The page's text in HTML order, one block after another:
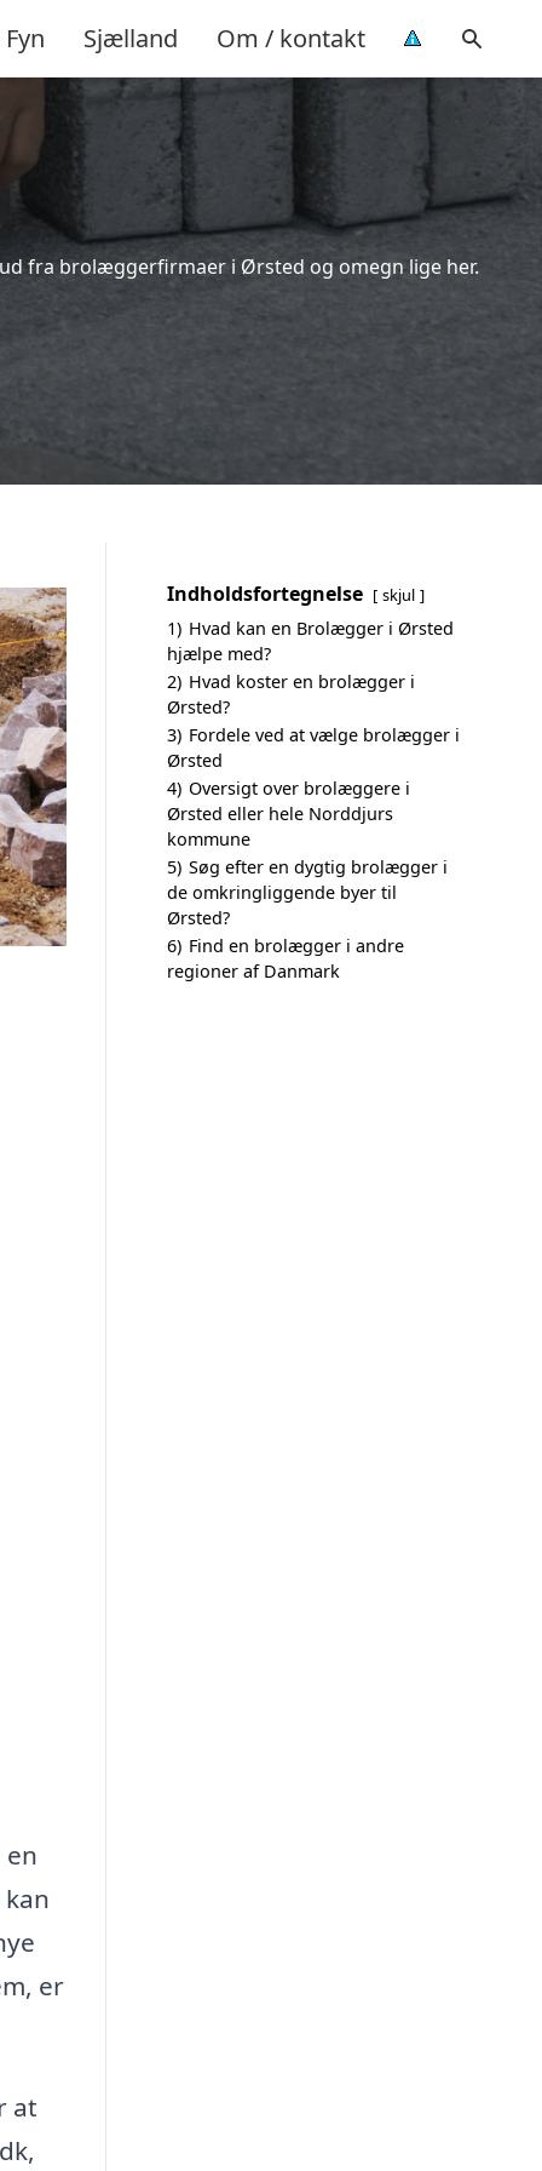
Fyn Sjælland Om / kontakt
fra brolæggerfirmaer i Ørsted og omegn lige her.
er
at
Indholdsfortegnelse skjul
1) Hvad kan en Brolægger i Ørsted
hjælpe med?
2) Hvad koster en brolægger i
Ørsted?
3) Fordele ved at vælge brolægger i
Ørsted
4) Oversigt over brolæggere i
Ørsted eller hele Norddjurs
kommune
5) Søg efter en dygtig brolægger i
de omkringliggende byer til
Ørsted?
6) Find en brolægger i andre
regioner af Danmark